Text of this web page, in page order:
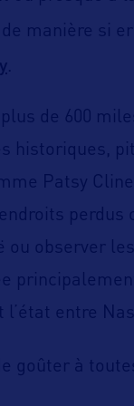
manière si
.
de 600
historiques,
Patsy
perdus
ou observer
l’état entre
goûter à